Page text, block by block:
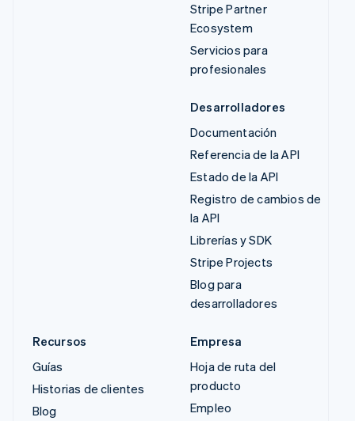
Stripe Partner
Ecosystem
Servicios para
profesionales
Desarrolladores
Documentación
Referencia de la API
Estado de la API
Registro de cambios de
la API
Librerías y SDK
Stripe Projects
Blog para
desarrolladores
Recursos
Guías
Historias de clientes
Blog
Empresa
Hoja de ruta del
producto
Empleo